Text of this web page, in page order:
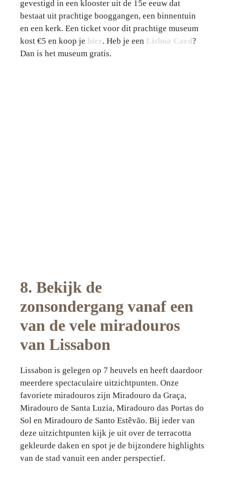
gevestigd in een klooster uit de 15e eeuw dat
bestaat uit prachtige booggangen, een binnentuin
en een kerk. Een ticket voor dit prachtige museum
kost €5 en koop je hier. Heb je een Lisboa Card?
Dan is het museum gratis.
8. Bekijk de
zonsondergang vanaf een
van de vele miradouros
van Lissabon
Lissabon is gelegen op 7 heuvels en heeft daardoor
meerdere spectaculaire uitzichtpunten. Onze
favoriete miradouros zijn Miradouro da Graça,
Miradouro de Santa Luzia, Miradouro das Portas do
Sol en Miradouro de Santo Estêvão. Bij ieder van
deze uitzichtpunten kijk je uit over de terracotta
gekleurde daken en spot je de bijzondere highlights
van de stad vanuit een ander perspectief.